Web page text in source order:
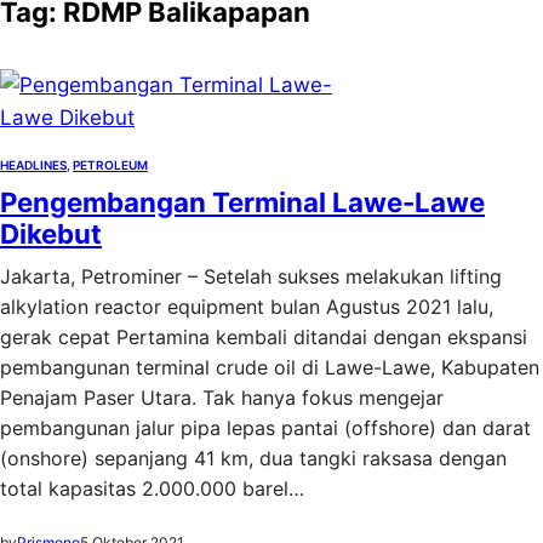
Tag: RDMP Balikapapan
HEADLINES PETROLEUM
Pengembangan Terminal Lawe-Lawe
Dikebut
Jakarta, Petrominer – Setelah sukses melakukan lifting
alkylation reactor equipment bulan Agustus 2021 lalu,
gerak cepat Pertamina kembali ditandai dengan ekspansi
pembangunan terminal crude oil di Lawe-Lawe, Kabupaten
Penajam Paser Utara. Tak hanya fokus mengejar
pembangunan jalur pipa lepas pantai (offshore) dan darat
(onshore) sepanjang 41 km, dua tangki raksasa dengan
total kapasitas 2.000.000 barel…